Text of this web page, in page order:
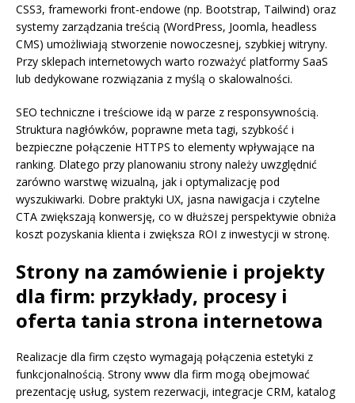
CSS3, frameworki front-endowe (np. Bootstrap, Tailwind) oraz
systemy zarządzania treścią (WordPress, Joomla, headless
CMS) umożliwiają stworzenie nowoczesnej, szybkiej witryny.
Przy sklepach internetowych warto rozważyć platformy SaaS
lub dedykowane rozwiązania z myślą o skalowalności.
SEO techniczne i treściowe idą w parze z responsywnością.
Struktura nagłówków, poprawne meta tagi, szybkość i
bezpieczne połączenie HTTPS to elementy wpływające na
ranking. Dlatego przy planowaniu strony należy uwzględnić
zarówno warstwę wizualną, jak i optymalizację pod
wyszukiwarki. Dobre praktyki UX, jasna nawigacja i czytelne
CTA zwiększają konwersję, co w dłuższej perspektywie obniża
koszt pozyskania klienta i zwiększa ROI z inwestycji w stronę.
Strony na zamówienie i projekty
dla firm: przykłady, procesy i
oferta tania strona internetowa
Realizacje dla firm często wymagają połączenia estetyki z
funkcjonalnością. Strony www dla firm mogą obejmować
prezentację usług, system rezerwacji, integracje CRM, katalog